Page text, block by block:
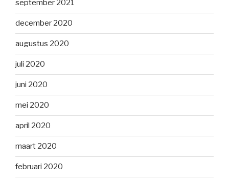
september 2021
december 2020
augustus 2020
juli 2020
juni 2020
mei 2020
april 2020
maart 2020
februari 2020